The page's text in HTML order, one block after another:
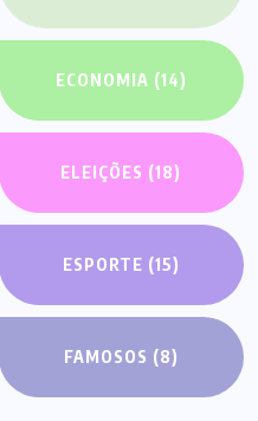
ECONOMIA (14)
ELEIÇÕES (18)
ESPORTE (15)
FAMOSOS (8)